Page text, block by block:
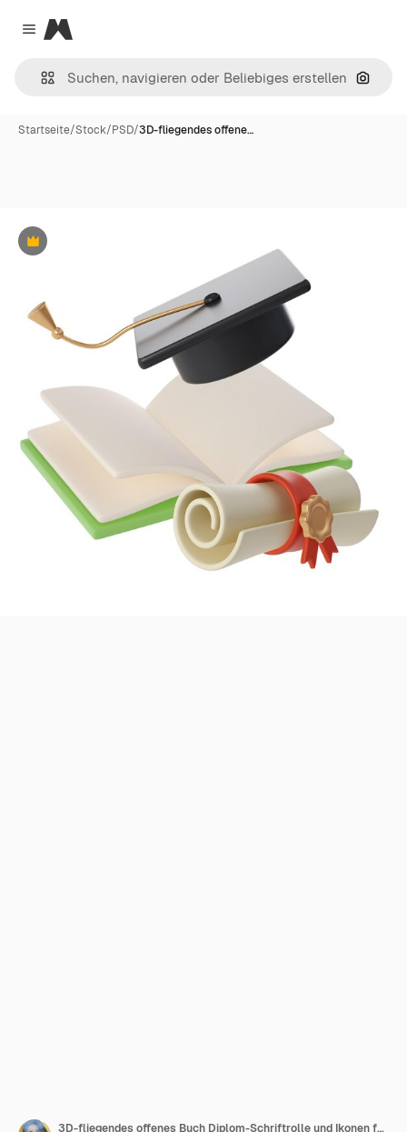
Close menu
Magnific
Nach
Startseite/Stock/PSD/3D-fliegendes offene…
Premium
3D-fliegendes offenes Buch Diplom-Schriftrolle und Ikonen für Universitäts- oder Hochschulabsolventen mit schwarzer Mütze